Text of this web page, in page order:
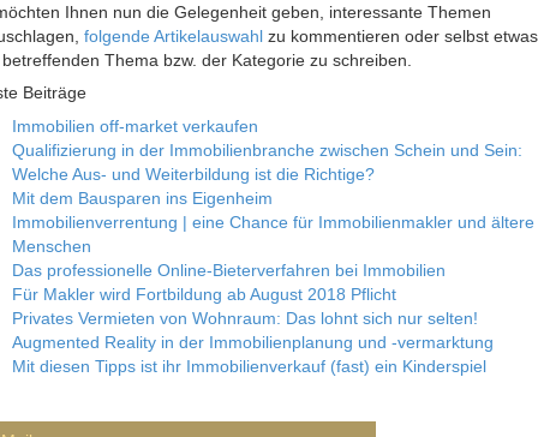
Ihnen nun die Gelegenheit geben, interessante Themen
folgende Artikelauswahl zu kommentieren oder selbst
Thema bzw. der Kategorie zu schreiben.
Beiträge
Immobilien off-market verkaufen
Qualifizierung in der Immobilienbranche zwischen Schein und Sein:
Welche Aus- und Weiterbildung ist die Richtige?
Mit dem Bausparen ins Eigenheim
Immobilienverrentung | eine Chance für Immobilienmakler und ältere
Menschen
Das professionelle Online-Bieterverfahren bei Immobilien
Für Makler wird Fortbildung ab August 2018 Pflicht
Privates Vermieten von Wohnraum: Das lohnt sich nur selten!
Augmented Reality in der Immobilienplanung und -vermarktung
Mit diesen Tipps ist ihr Immobilienverkauf (fast) ein Kinderspiel